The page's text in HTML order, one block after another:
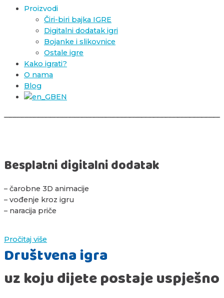
Proizvodi
Čiri-biri bajka IGRE
Digitalni dodatak igri
Bojanke i slikovnice
Ostale igre
Kako igrati?
O nama
Blog
EN
Besplatni digitalni dodatak
– čarobne 3D animacije
– vođenje kroz igru
– naracija priče
Pročitaj više
Društvena igra
uz koju dijete postaje uspješno